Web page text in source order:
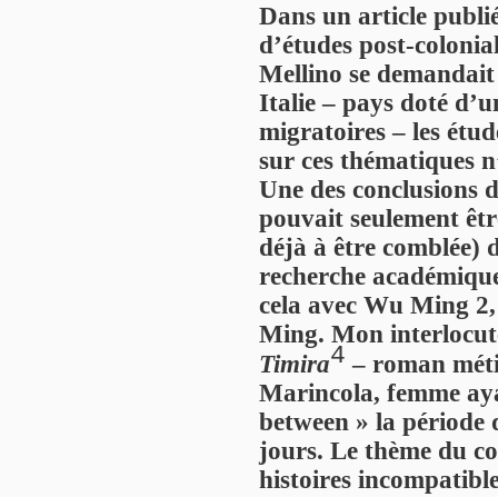
Dans un article
d’études post-
Mellino se
Italie – pays doté
migratoires – les
sur ces thématiques
Une des conclusions
pouvait seulement
déjà à être comblée)
recherche
cela avec Wu Ming
Ming. Mon
Timira4 – roman
Marincola, femme
between » la période
jours. Le thème du
histoires